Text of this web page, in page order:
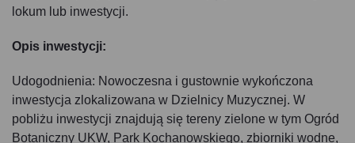
lokum lub inwestycji.
Opis inwestycji:
Udogodnienia: Nowoczesna i gustownie wykończona
inwestycja zlokalizowana w Dzielnicy Muzycznej. W
pobliżu inwestycji znajdują się tereny zielone w tym Ogród
Botaniczny UKW, Park Kochanowskiego, zbiorniki wodne,